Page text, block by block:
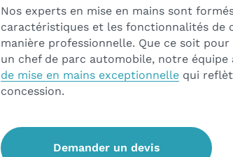
Nos experts en mise en mains sont
caractéristiques et les fonctionnalités de
manière professionnelle. Que ce soit
un chef de parc automobile, notre équipe
de mise en mains exceptionnelle qui
concession.
Demander un devis